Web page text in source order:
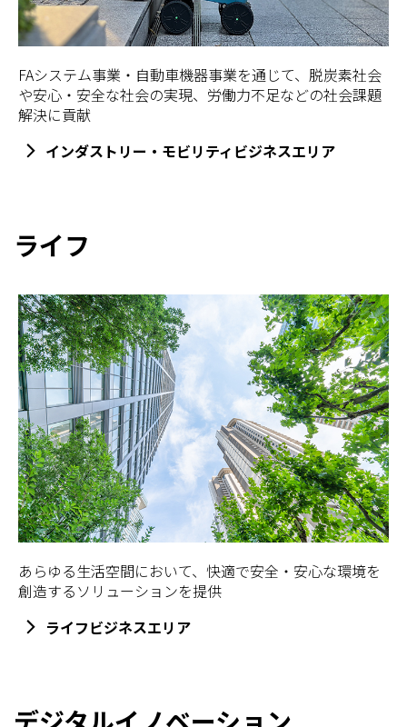
FAシステム事業・自動車機器事業を通じて、脱炭素社会
や安心・安全な社会の実現、労働力不足などの社会課題
解決に貢献
インダストリー・モビリティビジネスエリア
ライフ
あらゆる生活空間において、快適で安全・安心な環境を
創造するソリューションを提供
ライフビジネスエリア